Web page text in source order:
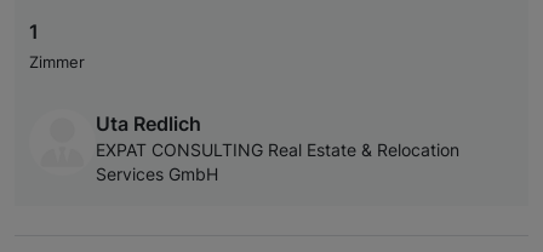
1
Zimmer
Uta Redlich
EXPAT CONSULTING Real Estate & Relocation
Services GmbH